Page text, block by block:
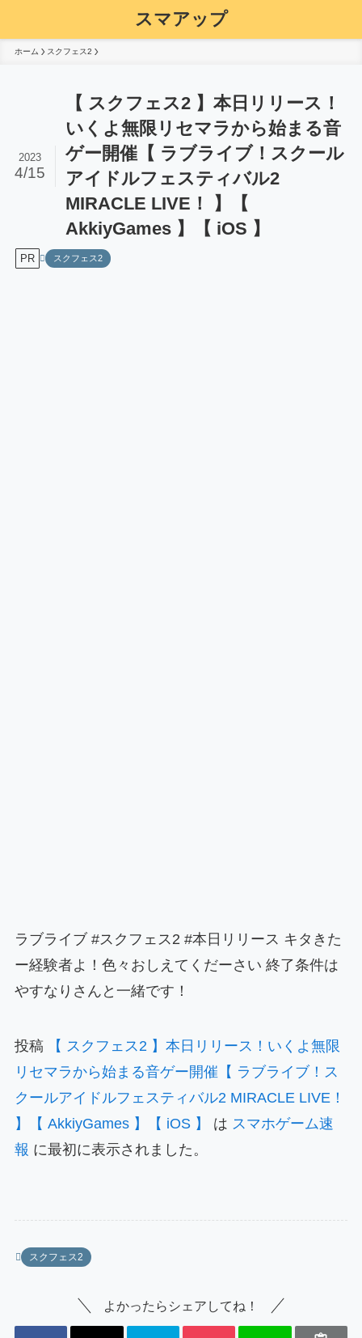
スマアップ
ホーム スクフェス2
【 スクフェス2 】本日リリース！
いくよ無限リセマラから始まる音
ゲー開催【 ラブライブ！スクール
アイドルフェスティバル2
MIRACLE LIVE！ 】【
AkkiyGames 】【 iOS 】
2023
4/15
PR スクフェス2
ラブライブ #スクフェス2 #本日リリース キタきた
ー経験者よ！色々おしえてくだーさい 終了条件は
やすなりさんと一緒です！
投稿
【 スクフェス2 】本日リリース！いくよ無限
リセマラから始まる音ゲー開催【 ラブライブ！ス
クールアイドルフェスティバル2 MIRACLE LIVE！
】【 AkkiyGames 】【 iOS 】
は スマホゲーム速
報 に最初に表示されました。
スクフェス2
よかったらシェアしてね！